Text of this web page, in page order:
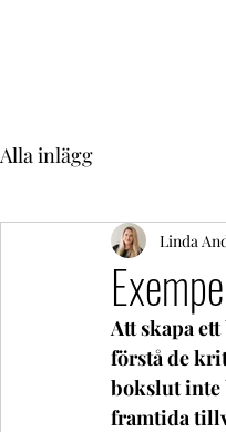
Alla inlägg
Linda
Att skapa
förstå de
bokslut inte
framtida